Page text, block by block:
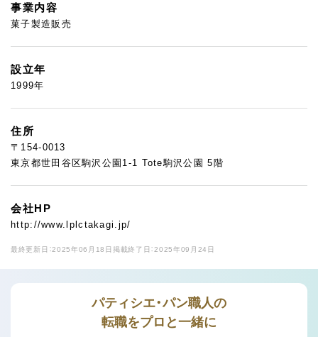
事業内容
菓子製造販売
設立年
1999年
住所
〒154-0013
東京都世田谷区駒沢公園1-1 Tote駒沢公園 5階
会社HP
http://www.lplctakagi.jp/
最終更新日：2025年06月18日 掲載終了日：2025年09月24日
パティシエ・パン職人の
転職をプロと一緒に